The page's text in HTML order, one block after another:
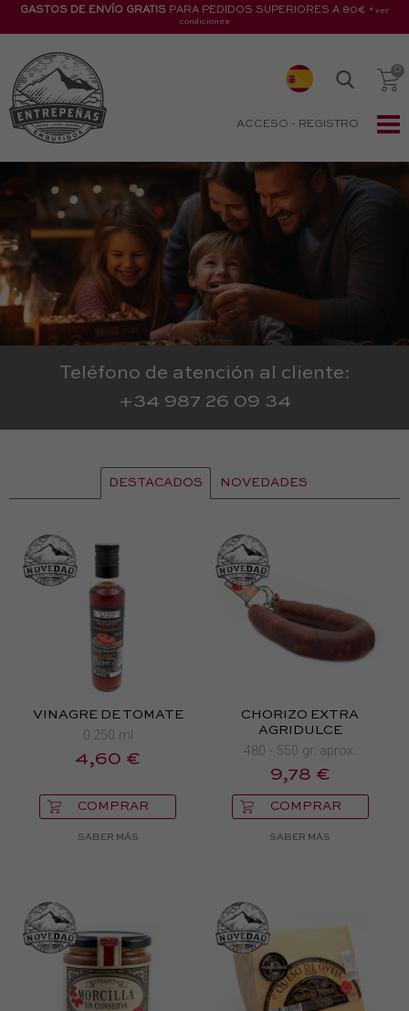
GASTOS DE ENVÍO GRATIS PARA PEDIDOS SUPERIORES A 80€ * ver
condiciones
ACCESO - REGISTRO
Teléfono de atención al cliente:
+34 987 26 09 34
DESTACADOS NOVEDADES
VINAGRE DE TOMATE
0.250 ml
4,60 €
COMPRAR
SABER MÁS
CHORIZO EXTRA
AGRIDULCE
480 - 550 gr. aprox.
9,78 €
COMPRAR
SABER MÁS